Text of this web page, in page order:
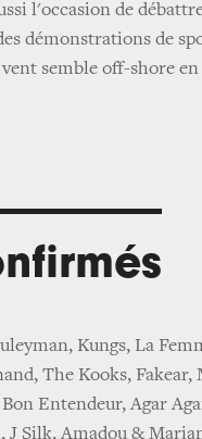
l'occasion de
démonstrations de
semble off-shore
Kungs, La
The Kooks, Fakear,
Bon Entendeur, Agar
J Silk, Amadou &